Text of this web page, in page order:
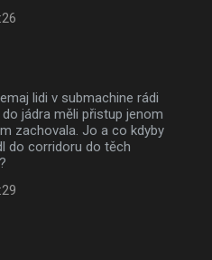
lidi v submachine rádi
jádra měli přistup jenom
zachovala. Jo a co kdyby
do corridoru do těch